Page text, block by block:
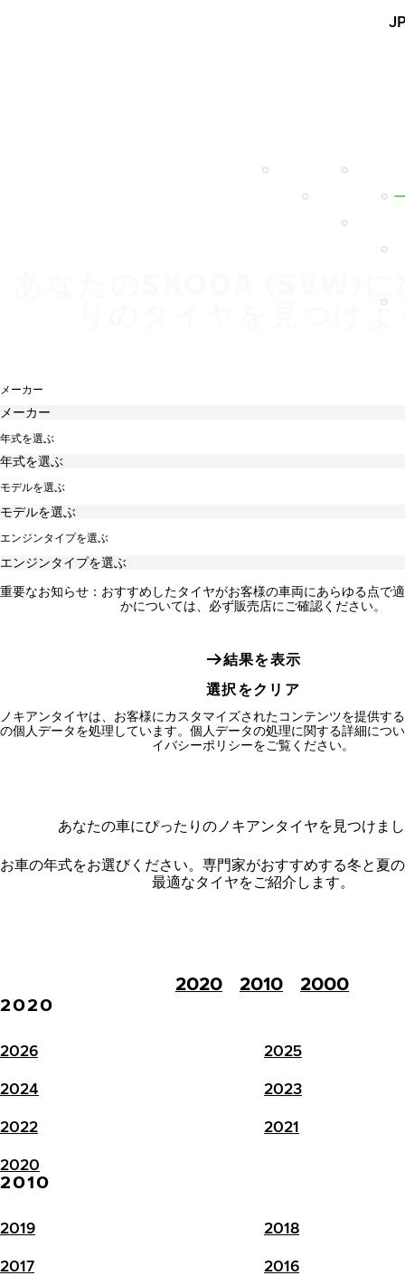
りのタイヤを見つけ
メーカー
年式を選ぶ
モデルを選ぶ
エンジンタイプを選ぶ
重要なお知らせ：おすすめしたタイヤがお客様の車両にあらゆる点で
かについては、必ず販売店にご確認ください。
結果を表示
選択をクリア
ノキアンタイヤは、お客様にカスタマイズされたコンテンツを提供す
の個人データを処理しています。個人データの処理に関する詳細につ
イバシーポリシーをご覧ください。
あなたの車にぴったりのノキアンタイヤを見つけま
お車の年式をお選びください。 専門家がおすすめする冬と夏
最適なタイヤをご紹介します。
2020 2010 2000
2020
2026 2025
2024 2023
2022 2021
2020
2010
2019 2018
2017 2016